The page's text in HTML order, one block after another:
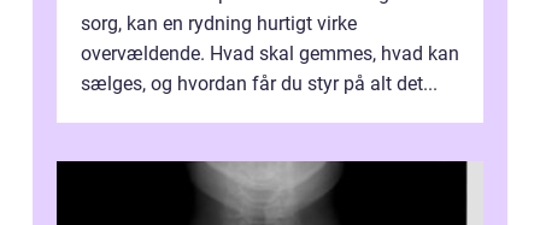
sorg, kan en rydning hurtigt virke
overvældende. Hvad skal gemmes, hvad kan
sælges, og hvordan får du styr på alt det...